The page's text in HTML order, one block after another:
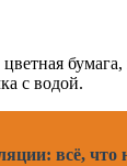
цветная
с водой.
всё, что